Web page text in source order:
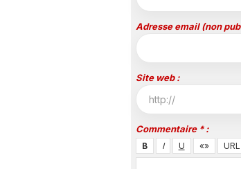
Adresse email (non
Site web :
Commentaire * :